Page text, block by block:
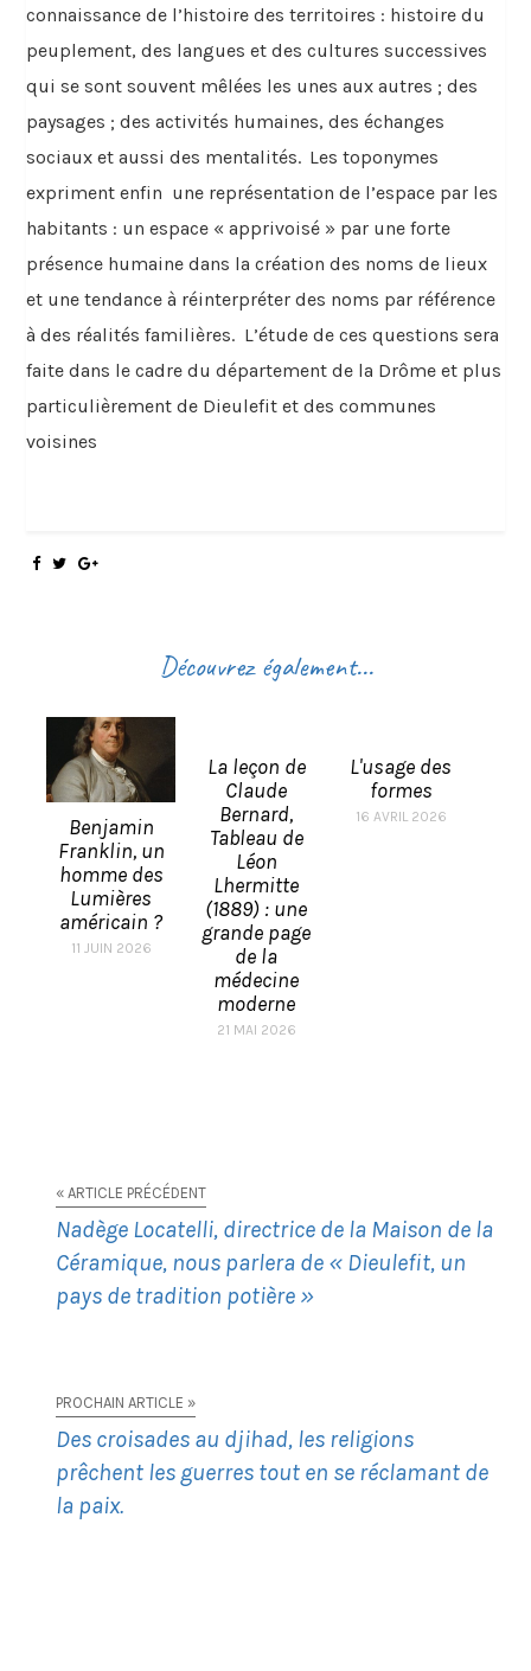
connaissance de l’histoire des territoires : histoire du
peuplement, des langues et des cultures successives
qui se sont souvent mêlées les unes aux autres ; des
paysages ; des activités humaines, des échanges
sociaux et aussi des mentalités. Les toponymes
expriment enfin une représentation de l’espace par les
habitants : un espace « apprivoisé » par une forte
présence humaine dans la création des noms de lieux
et une tendance à réinterpréter des noms par référence
à des réalités familières. L’étude de ces questions sera
faite dans le cadre du département de la Drôme et plus
particulièrement de Dieulefit et des communes
voisines
Découvrez également...
Benjamin
Franklin, un
homme des
Lumières
américain ?
11 JUIN 2026
La leçon de
Claude
Bernard,
Tableau de
Léon
Lhermitte
(1889) : une
grande page
de la
médecine
moderne
21 MAI 2026
L'usage des
formes
16 AVRIL 2026
« ARTICLE PRÉCÉDENT
Nadège Locatelli, directrice de la Maison de la
Céramique, nous parlera de « Dieulefit, un
pays de tradition potière »
PROCHAIN ARTICLE »
Des croisades au djihad, les religions
prêchent les guerres tout en se réclamant de
la paix.